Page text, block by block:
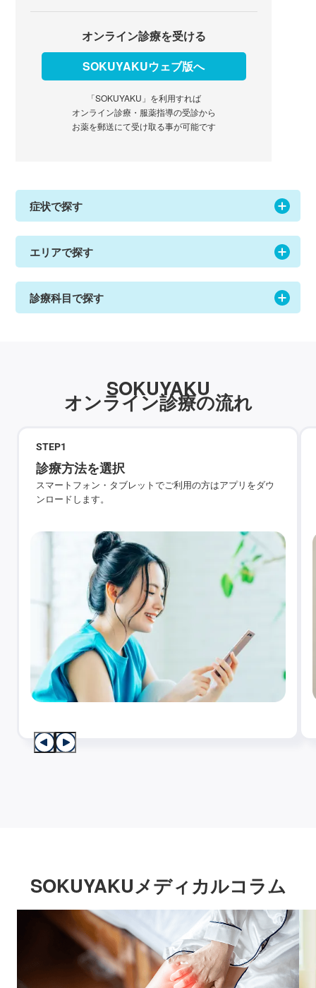
オンライン診療を受ける
SOKUYAKUウェブ版へ
「SOKUYAKU」を利用すれば
オンライン診療・服薬指導の受診から
お薬を郵送にて受け取る事が可能です
症状で探す
エリアで探す
診療科目で探す
SOKUYAKU
オンライン診療の流れ
STEP1
診療方法を選択
スマートフォン・タブレットでご利用の方はアプリをダウ
ンロードします。
SOKUYAKUメディカルコラム